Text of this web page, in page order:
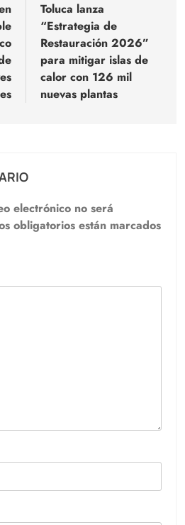
Toluca lanza
“Estrategia de
Restauración 2026”
para mitigar islas de
calor con 126 mil
nuevas plantas
electrónico no será
obligatorios están marcados